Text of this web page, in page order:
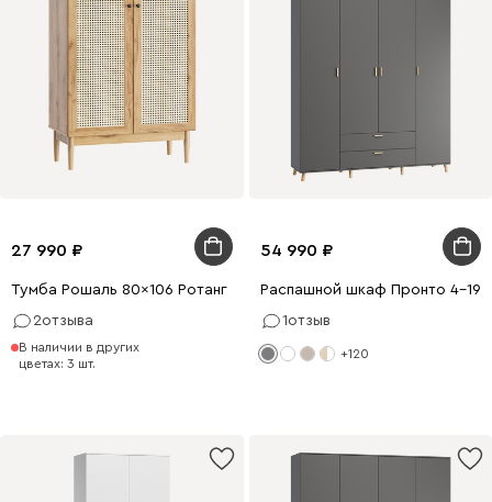
27 990
Тумба Рошаль 80x106 Ротанг
2отзыва
В наличии в других
цветах: 3 шт.
54 990
Распашной шкаф Пронто 4-
1отзыв
+120